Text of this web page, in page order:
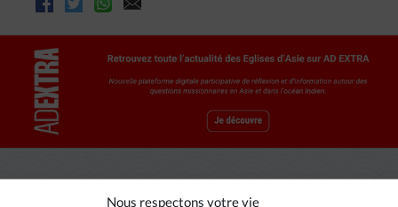
Nous respectons votre vie